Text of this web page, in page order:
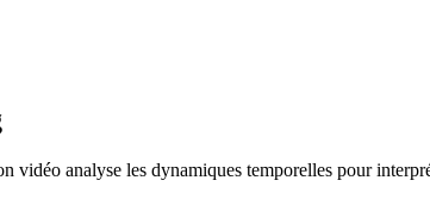
vidéo analyse les dynamiques temporelles pour